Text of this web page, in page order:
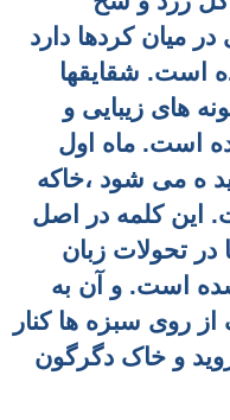
میان کردها دارد
است. شقایقها
های زیبایی و
است. ماه اول
ه می شود ،خاکه
این کلمه در اصل
تحولات زبان
است. و آن به
روی سبزه ها کنار
و خاک دگرگون